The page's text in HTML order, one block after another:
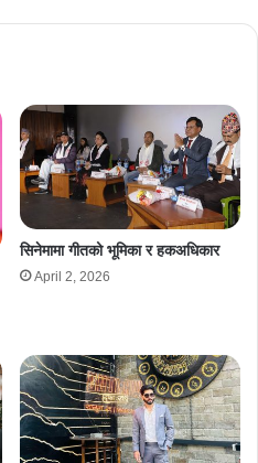
सिनेमामा गीतको भूमिका र हकअधिकार
April 2, 2026